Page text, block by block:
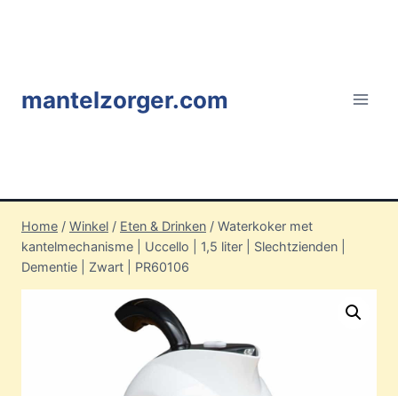
mantelzorger.com
Home / Winkel / Eten & Drinken / Waterkoker met
kantelmechanisme | Uccello | 1,5 liter | Slechtzienden |
Dementie | Zwart | PR60106